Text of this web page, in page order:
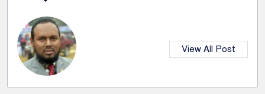
View All Post